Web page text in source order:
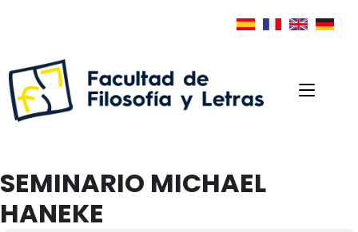
SEMINARIO MICHAEL
HANEKE